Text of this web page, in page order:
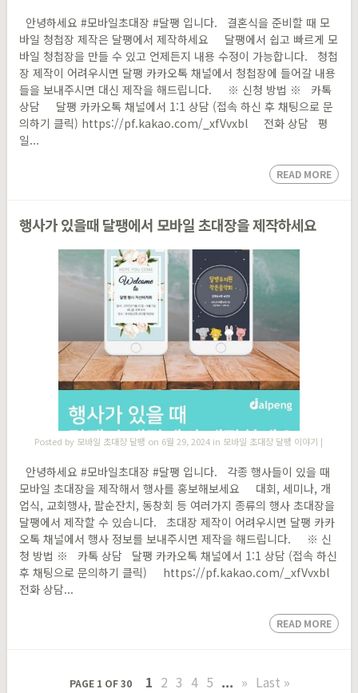
안녕하세요 #모바일초대장 #달팽 입니다. 결혼식을 준비할 때 모
바일 청첩장 제작은 달팽에서 제작하세요 달팽에서 쉽고 빠르게 모
바일 청첩장을 만들 수 있고 언제든지 내용 수정이 가능합니다. 청첩
장 제작이 어려우시면 달팽 카카오톡 채널에서 청첩장에 들어갈 내용
들을 보내주시면 대신 제작을 해드립니다. ※ 신청 방법 ※ 카톡
상담 달팽 카카오톡 채널에서 1:1 상담 (접속 하신 후 채팅으로 문
의하기 클릭) https://pf.kakao.com/_xfVvxbl 전화 상담 평
일...
READ MORE
행사가 있을때 달팽에서 모바일 초대장을 제작하세요
Posted by 모바일 초대장 달팽 on 6월 29, 2024 in 모바일 초대장 달팽 이야기 |
안녕하세요 #모바일초대장 #달팽 입니다. 각종 행사들이 있을 때
모바일 초대장을 제작해서 행사를 홍보해보세요 대회, 세미나, 개
업식, 교회행사, 팔순잔치, 동창회 등 여러가지 종류의 행사 초대장을
달팽에서 제작할 수 있습니다. 초대장 제작이 어려우시면 달팽 카카
오톡 채널에서 행사 정보를 보내주시면 제작을 해드립니다. ※ 신
청 방법 ※ 카톡 상담 달팽 카카오톡 채널에서 1:1 상담 (접속 하신
후 채팅으로 문의하기 클릭) https://pf.kakao.com/_xfVvxbl
전화 상담...
READ MORE
PAGE 1 OF 30 1 2 3 4 5 ... » Last »